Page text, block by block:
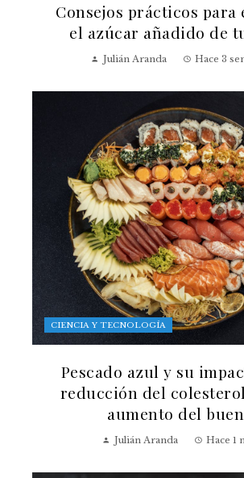
Consejos prácticos
el azúcar añadido de
Julián Aranda Hace 3
CIENCIA Y TECNOLOGÍA
Pescado azul y su
reducción del
aumento del
Julián Aranda Hace 1